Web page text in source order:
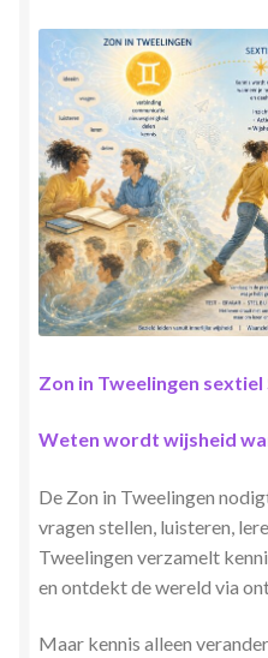
Blogs
Contact
Herinner wie je werkelijk
Magische helende
Mijn account
Narcisme
Nieuw boek ‘Pareltjes in de
in woord en beeld
Priesteressen van Isis- Hal
Privacybeleid
Zon in Tweelingen sextiel
Weten wordt wijsheid
De Zon in Tweelingen
vragen stellen, luisteren,
Tweelingen verzamelt
en ontdekt de wereld via
Maar kennis alleen